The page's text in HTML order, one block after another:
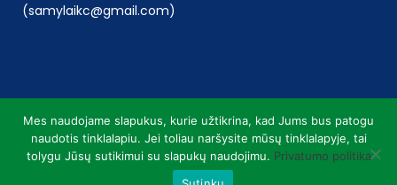
(samylaikc@gmail.com)
Mes naudojame slapukus, kurie užtikrina, kad Jums bus patogu
naudotis tinklalapiu. Jei toliau naršysite mūsų tinklalapyje, tai
tolygu Jūsų sutikimui su slapukų naudojimu. Privatumo politika